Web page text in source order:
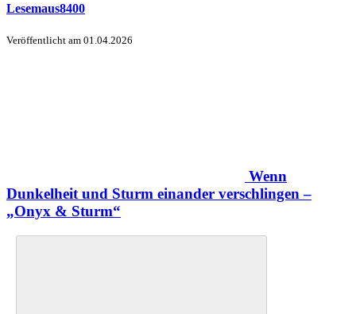
Lesemaus8400
Veröffentlicht am 01.04.2026
Wenn
Dunkelheit und Sturm einander verschlingen –
„Onyx & Sturm“